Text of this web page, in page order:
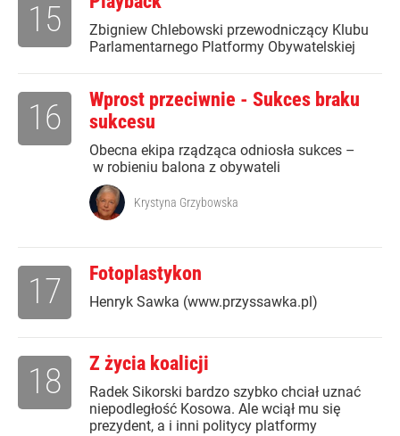
Zbigniew Chlebowski przewodniczący Klubu
Parlamentarnego Platformy Obywatelskiej
15
Wprost przeciwnie - Sukces braku
sukcesu
Obecna ekipa rządząca odniosła sukces –
w robieniu balona z obywateli
16
Krystyna Grzybowska
Fotoplastykon
Henryk Sawka (www.przyssawka.pl)
17
Z życia koalicji
Radek Sikorski bardzo szybko chciał uznać
niepodległość Kosowa. Ale wciął mu się
prezydent, a i inni politycy platformy
18